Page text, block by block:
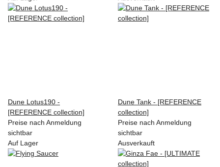
Dune Lotus190 -
[REFERENCE collection]
Preise nach Anmeldung
sichtbar
Dune Tank - [REFERENCE
collection]
Preise nach Anmeldung
sichtbar
Auf Lager
Ausverkauft